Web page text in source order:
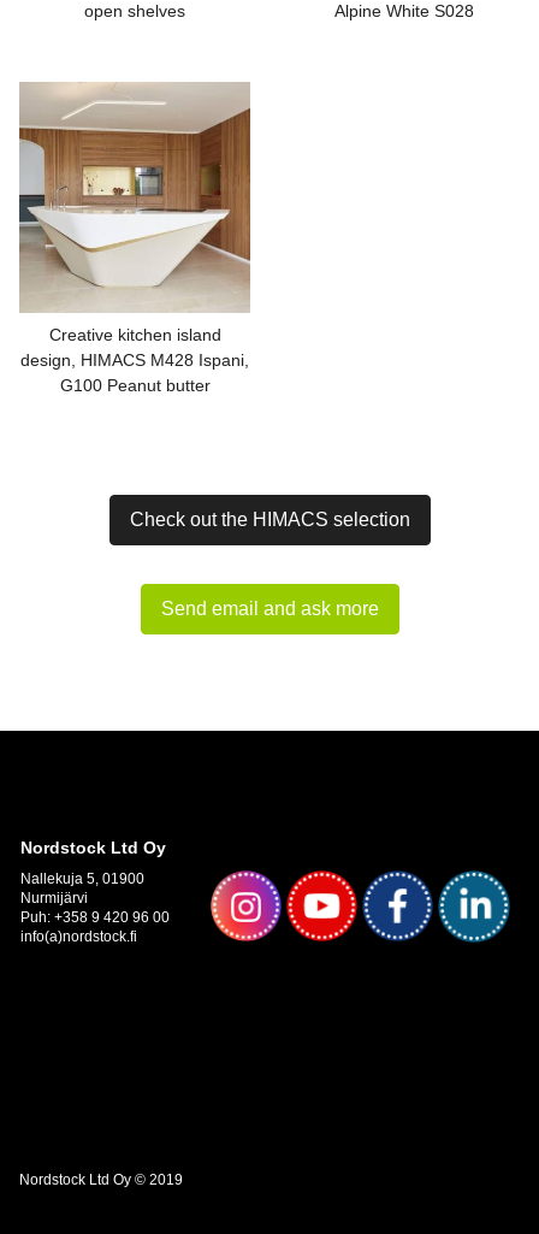
open shelves
Alpine White S028
Creative kitchen island
design, HIMACS M428 Ispani,
G100 Peanut butter
Check out the HIMACS selection
Send email and ask more
Nordstock Ltd Oy
Nallekuja 5, 01900
Nurmijärvi
Puh: +358 9 420 96 00
info(a)nordstock.fi
Nordstock Ltd Oy © 2019